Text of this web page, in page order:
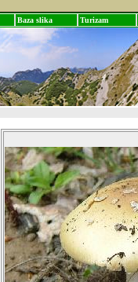
Baza slika Turizam